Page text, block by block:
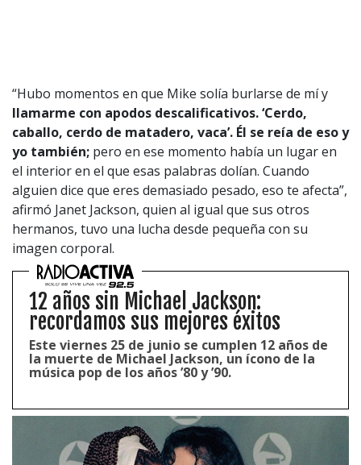
“Hubo momentos en que Mike solía burlarse de mí y
llamarme con apodos descalificativos. ‘Cerdo,
caballo, cerdo de matadero, vaca’. Él se reía de eso y
yo también; pero en ese momento había un lugar en
el interior en el que esas palabras dolían. Cuando
alguien dice que eres demasiado pesado, eso te afecta”,
afirmó Janet Jackson, quien al igual que sus otros
hermanos, tuvo una lucha desde pequeña con su
imagen corporal.
12 años sin Michael Jackson:
recordamos sus mejores éxitos
Este viernes 25 de junio se cumplen 12 años de
la muerte de Michael Jackson, un ícono de la
música pop de los años ’80 y ’90.